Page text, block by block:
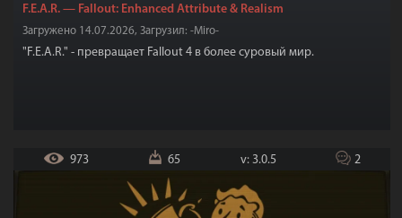
F.E.A.R. — Fallout: Enhanced Attribute & Realism
Загружено 14.07.2026, Загрузил: -Miro-
"F.E.A.R." - превращает Fallout 4 в более суровый мир.
973 65 v: 3.0.5 2